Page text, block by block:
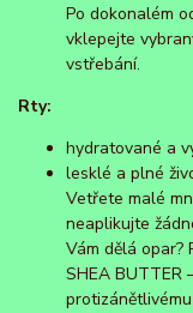
Po dokonalém
vklepejte
vstřebání.
Rty:
hydratované a
lesklé a plné
Vetřete malé
neaplikujte
Vám dělá opar?
SHEA BUTTER